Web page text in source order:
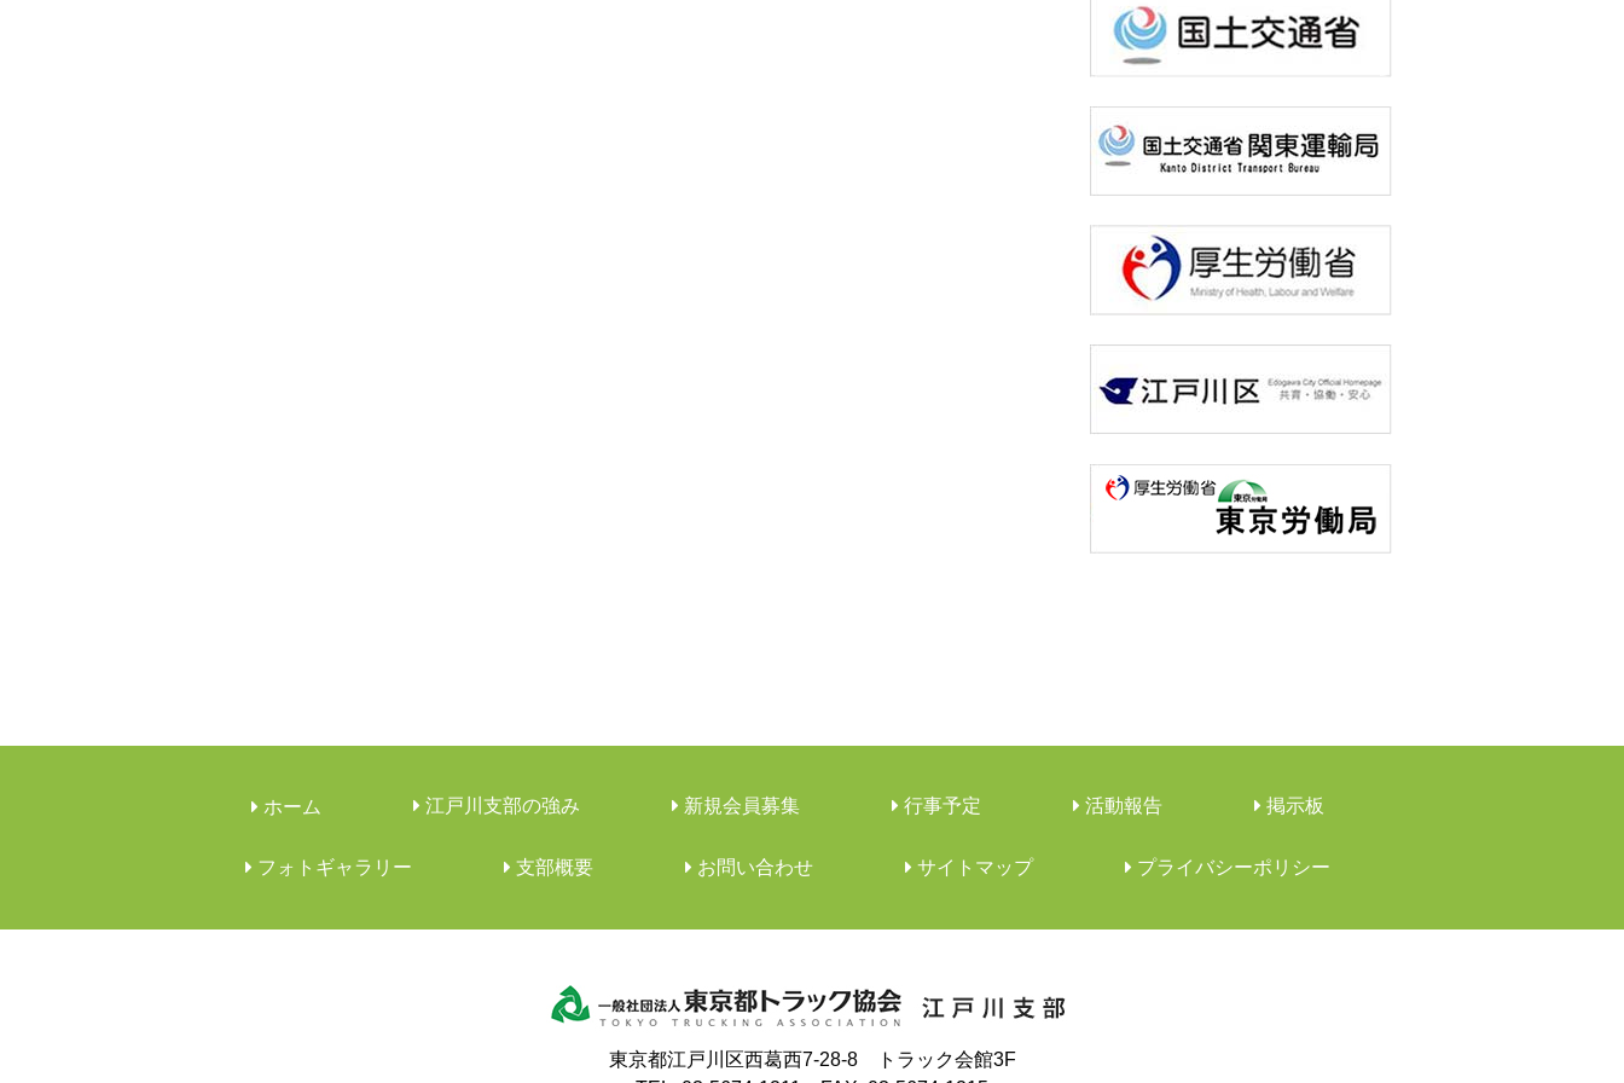
ホーム 江戸川支部の強み 新規会員募集 行事予定 活動報告 ︎掲示板
フォトギャラリー ︎支部概要 ︎お問い合わせ サイトマップ ︎プライバシーポリシー
東京都江戸川区西葛西7-28-8 トラック会館3F